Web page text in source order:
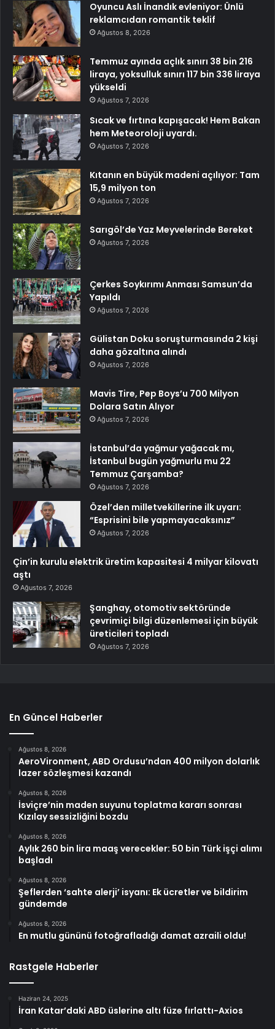
Oyuncu Aslı İnandık evleniyor: Ünlü
reklamcıdan romantik teklif
Ağustos 8, 2026
Temmuz ayında açlık sınırı 38 bin 216
liraya, yoksulluk sınırı 117 bin 336 liraya
yükseldi
Ağustos 7, 2026
Sıcak ve fırtına kapışacak! Hem Bakan
hem Meteoroloji uyardı.
Ağustos 7, 2026
Kıtanın en büyük madeni açılıyor: Tam
15,9 milyon ton
Ağustos 7, 2026
Sarıgöl’de Yaz Meyvelerinde Bereket
Ağustos 7, 2026
Çerkes Soykırımı Anması Samsun’da
Yapıldı
Ağustos 7, 2026
Gülistan Doku soruşturmasında 2 kişi
daha gözaltına alındı
Ağustos 7, 2026
Mavis Tire, Pep Boys’u 700 Milyon
Dolara Satın Alıyor
Ağustos 7, 2026
İstanbul’da yağmur yağacak mı,
İstanbul bugün yağmurlu mu 22
Temmuz Çarşamba?
Ağustos 7, 2026
Özel’den milletvekillerine ilk uyarı:
“Esprisini bile yapmayacaksınız”
Ağustos 7, 2026
Çin’in kurulu elektrik üretim kapasitesi 4 milyar kilovatı
aştı
Ağustos 7, 2026
Şanghay, otomotiv sektöründe
çevrimiçi bilgi düzenlemesi için büyük
üreticileri topladı
Ağustos 7, 2026
En Güncel Haberler
Ağustos 8, 2026
AeroVironment, ABD Ordusu’ndan 400 milyon dolarlık
lazer sözleşmesi kazandı
Ağustos 8, 2026
İsviçre’nin maden suyunu toplatma kararı sonrası
Kızılay sessizliğini bozdu
Ağustos 8, 2026
Aylık 260 bin lira maaş verecekler: 50 bin Türk işçi alımı
başladı
Ağustos 8, 2026
Şeflerden ‘sahte alerji’ isyanı: Ek ücretler ve bildirim
gündemde
Ağustos 8, 2026
En mutlu gününü fotoğrafladığı damat azraili oldu!
Rastgele Haberler
Haziran 24, 2025
İran Katar’daki ABD üslerine altı füze fırlattı-Axios